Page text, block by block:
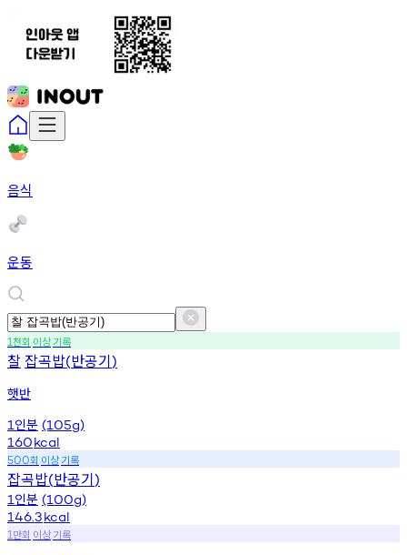
음식
운동
1천회 이상기록
찰 잡곡밥(반공기)
햇반
1 인분 (105g)
160kcal
500회 이상기록
잡곡밥(반공기)
1 인분 (100g)
146.3kcal
1 만회 이상기록